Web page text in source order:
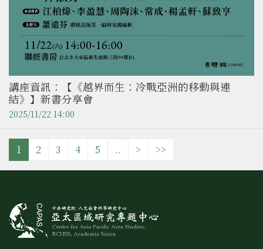
講座資訊：【《越界而生：冷戰亞洲的移動與連
結》】新書分享會
2025/11/22 14:00
1 2 3 4 5 .. > >>